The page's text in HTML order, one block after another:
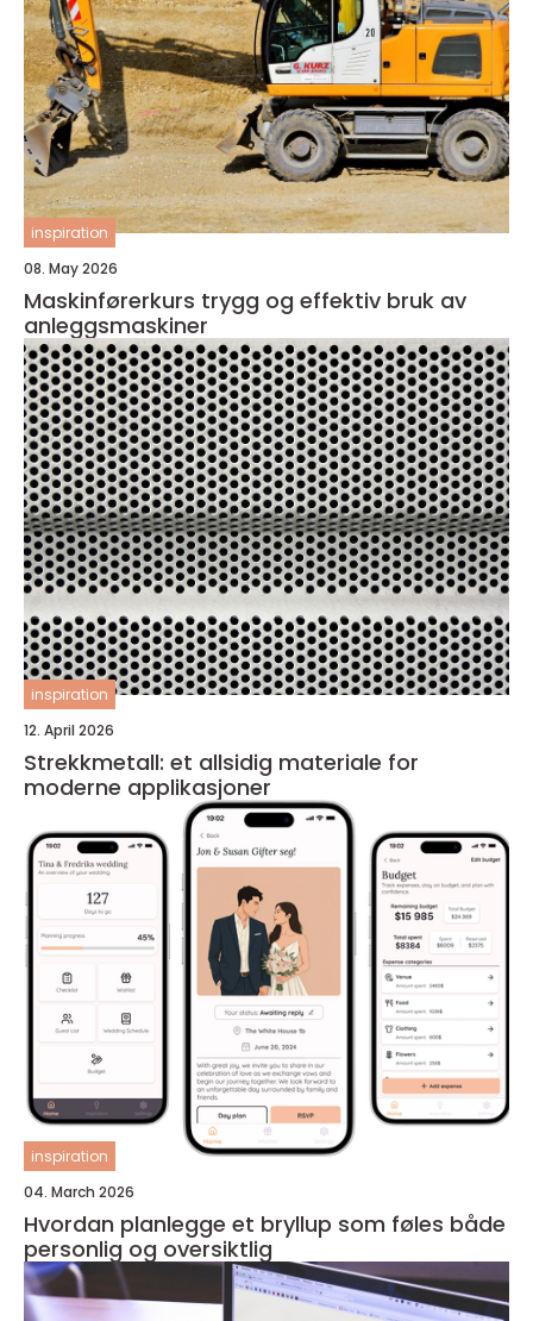
inspiration
08. May 2026
Maskinførerkurs trygg og effektiv bruk av
anleggsmaskiner
inspiration
12. April 2026
Strekkmetall: et allsidig materiale for
moderne applikasjoner
inspiration
04. March 2026
Hvordan planlegge et bryllup som føles både
personlig og oversiktlig